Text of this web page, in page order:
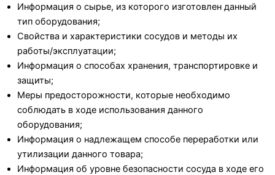
Информация о сырье, из которого изготовлен данный
тип оборудования;
Свойства и характеристики сосудов и методы их
работы/эксплуатации;
Информация о способах хранения, транспортировке и
защиты;
Меры предосторожности, которые необходимо
соблюдать в ходе использования данного
оборудования;
Информация о надлежащем способе переработки или
утилизации данного товара;
Информация об уровне безопасности сосуда в ходе его